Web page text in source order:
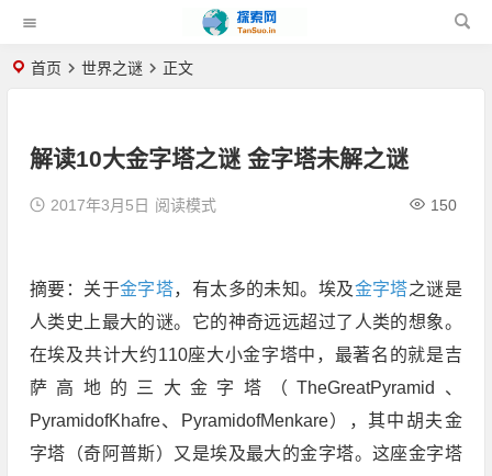
首页 世界之谜 正文
解读10大金字塔之谜 金字塔未解之谜
2017年3月5日 150
阅读模式
摘要：关于金字塔，有太多的未知。埃及金字塔之谜是
人类史上最大的谜。它的神奇远远超过了人类的想象。
在埃及共计大约110座大小金字塔中，最著名的就是吉
萨高地的三大金字塔（TheGreatPyramid、
PyramidofKhafre、PyramidofMenkare），其中胡夫金
字塔（奇阿普斯）又是埃及最大的金字塔。这座金字塔